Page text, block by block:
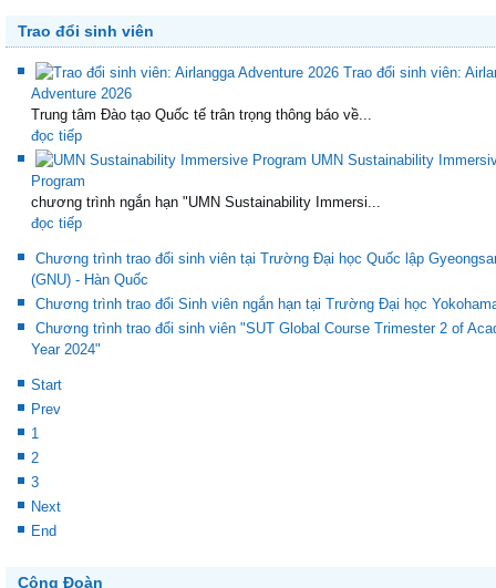
Trao đổi sinh viên
Trao đổi sinh viên:
Adventure 2026
Trung tâm Đào tạo Quốc tế trân trọng thông báo về...
đọc tiếp
UMN Sustainability
Program
chương trình ngắn hạn "UMN Sustainability Immersi...
đọc tiếp
Chương trình trao đổi sinh viên tại Trường Đại học Quốc lập
(GNU) - Hàn Quốc
Chương trình trao đổi Sinh viên ngắn hạn tại Trường Đại học
Chương trình trao đổi sinh viên "SUT Global Course Trimester 2 of
Year 2024"
Start
Prev
1
2
3
Next
End
Công Đoàn